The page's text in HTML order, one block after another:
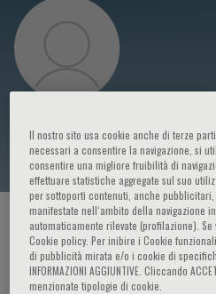
Cristina Angeloni
HOME PAGE / CORSI ED EVENTI
Il nostro sito usa cookie anche di terze
necessari a consentire la navigazione, si
consentire una migliore fruibilità di
effettuare statistiche aggregate sul suo
per sottoporti contenuti, anche
manifestate nell‘ambito della navigazione
automaticamente rilevate (profilazione).
Cookie policy. Per inibire i Cookie
di pubblicità mirata e/o i cookie di
INFORMAZIONI AGGIUNTIVE. Cliccando
menzionate tipologie di cookie.